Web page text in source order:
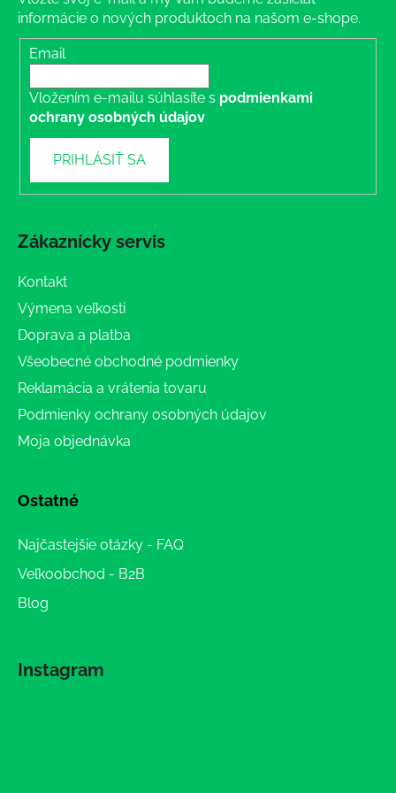
informácie o nových produktoch na našom e-shope.
Email
Vložením e-mailu súhlasíte s podmienkami
ochrany osobných údajov
PRIHLÁSIŤ SA
Zákaznícky servis
Kontakt
Výmena veľkosti
Doprava a platba
Všeobecné obchodné podmienky
Reklamácia a vrátenia tovaru
Podmienky ochrany osobných údajov
Moja objednávka
Ostatné
Najčastejšie otázky - FAQ
Veľkoobchod - B2B
Blog
Instagram